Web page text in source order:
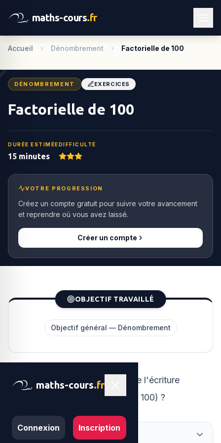
maths-cours.fr
maths-cours.fr
Connexion Inscription
Accueil Dénombrement Factorielle de 100
DÉNOMBREMENT EXERCICES
Factorielle de 100
DURÉE ESTIMÉE
15 minutes
DIFFICULTÉ
VOTRE PROGRESSION
Créez un compte gratuit pour suivre votre avancement
et reprendre où vous avez laissé.
Créer un compte
OBJECTIF TRAVAILLÉ
Objectif général — Dénombrement
Par combien de zéros se termine l'écriture
(factorielle de 100) ?